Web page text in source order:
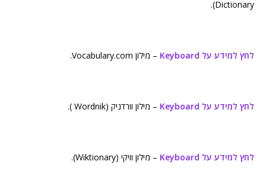
Dictionary).
לחץ למידע על Keyboard – מילון Vocabulary.com.
לחץ למידע על Keyboard – מילון וורדניק (Wordnik ).
לחץ למידע על Keyboard – מילון וויקי (Wiktionary).